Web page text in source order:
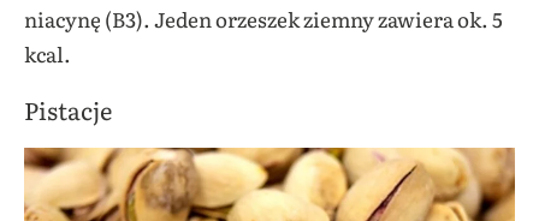
niacynę (B3). Jeden orzeszek ziemny zawiera ok. 5
kcal.
Pistacje